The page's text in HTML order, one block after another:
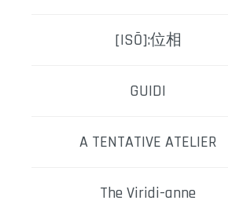
[ISŌ]:位相
GUIDI
A TENTATIVE ATELIER
The Viridi-anne